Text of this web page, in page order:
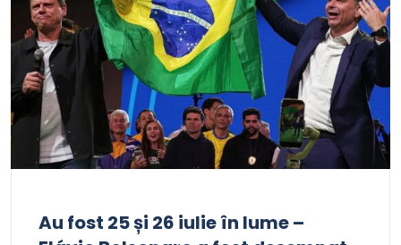
Au fost 25 și 26 iulie în lume –